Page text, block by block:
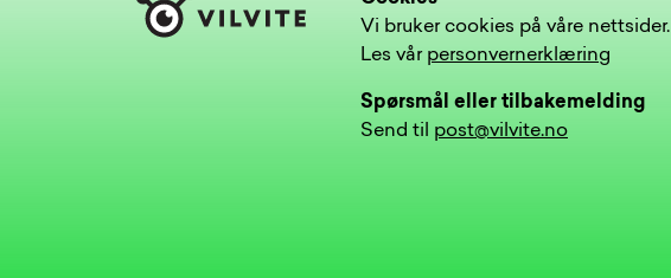
Vi bruker cookies på våre nettsider.
Les vår personvernerklæring
Spørsmål eller tilbakemelding
Send til post@vilvite.no